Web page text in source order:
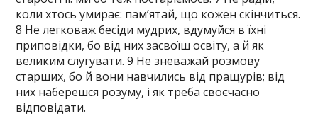
коли хтось умирає: пам’ятай, що кожен скінчиться.
8 Не легковаж бесіди мудрих, вдумуйся в їхні
приповідки, бо від них засвоїш освіту, а й як
великим слугувати. 9 Не зневажай розмову
старших, бо й вони навчились від пращурів; від
них наберешся розуму, і як треба своєчасно
відповідати.